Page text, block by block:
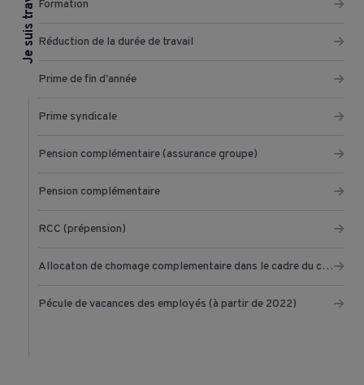
Formation
Réduction de la durée de travail
Prime de fin d'année
Prime syndicale
Pension complémentaire (assurance groupe)
Pension complémentaire
RCC (prépension)
Allocaton de chomage complementaire dans le cadre du chomage temporaire
Pécule de vacances des employés (à partir de 2022)